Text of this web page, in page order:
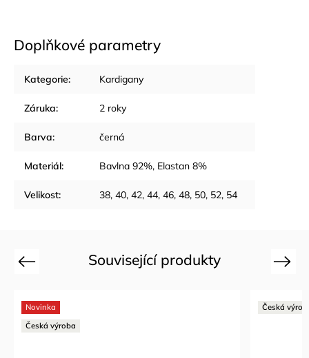
Doplňkové parametry
Kategorie: Kardigany
Záruka: 2 roky
Barva: černá
Materiál: Bavlna 92%, Elastan 8%
Velikost: 38, 40, 42, 44, 46, 48, 50, 52, 54
Související produkty
Previous
Novinka
Česká výroba
Česká
Next